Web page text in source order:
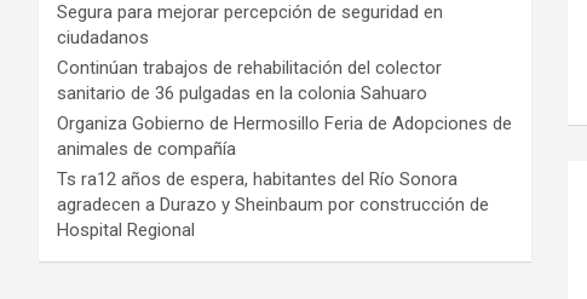
Segura para mejorar percepción de seguridad en
ciudadanos
Continúan trabajos de rehabilitación del colector
sanitario de 36 pulgadas en la colonia Sahuaro
Organiza Gobierno de Hermosillo Feria de Adopciones de
animales de compañía
Ts ra12 años de espera, habitantes del Río Sonora
agradecen a Durazo y Sheinbaum por construcción de
Hospital Regional